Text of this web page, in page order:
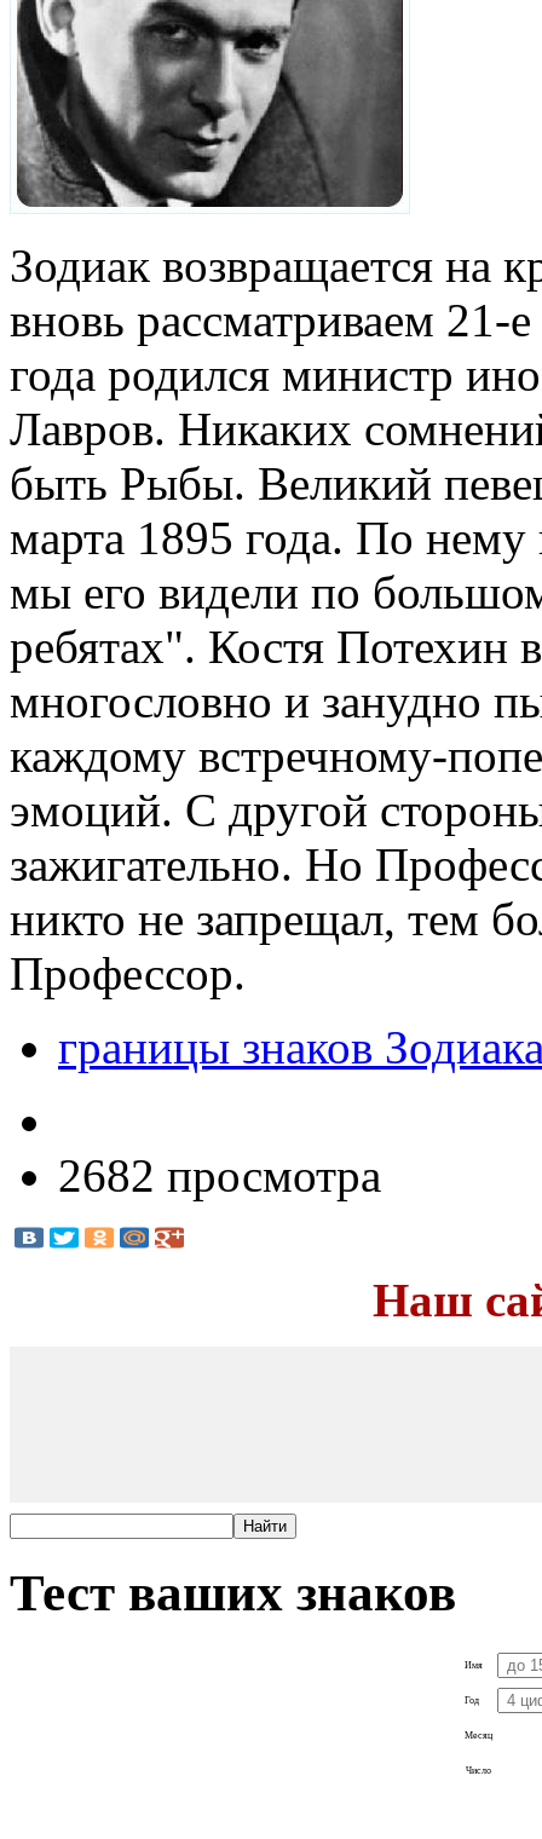
Зодиак возвращается на
вновь рассматриваем 21-
года родился министр
Лавров. Никаких
быть Рыбы. Великий
марта 1895 года. По
мы его видели по
ребятах". Костя Потехин
многословно и занудно
каждому встречному-
эмоций. С другой
зажигательно. Но
никто не запрещал, тем
Профессор.
границы знаков
2682 просмотра
Наш
Тест ваших знаков
Имя
Год
Месяц
Число